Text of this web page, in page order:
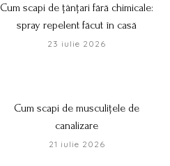
Cum scapi de țânțari fără chimicale:
spray repelent făcut în casă
23 iulie 2026
Cum scapi de musculițele de
canalizare
21 iulie 2026